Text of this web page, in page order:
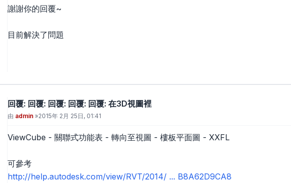
謝謝你的回覆~
目前解決了問題
回覆: 回覆: 回覆: 回覆: 回覆: 在3D視圖裡
文章
由 admin »2015年 2月 25日, 01:41
ViewCube - 關聯式功能表 - 轉向至視圖 - 樓板平面圖 - XXFL
可參考
http://help.autodesk.com/view/RVT/2014/ ... B8A62D9CA8